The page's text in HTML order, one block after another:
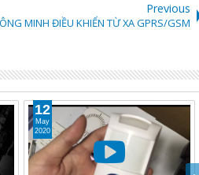
Previous
MINH ĐIỀU KHIỂN TỪ XA GPRS/GSM
12
May
2020